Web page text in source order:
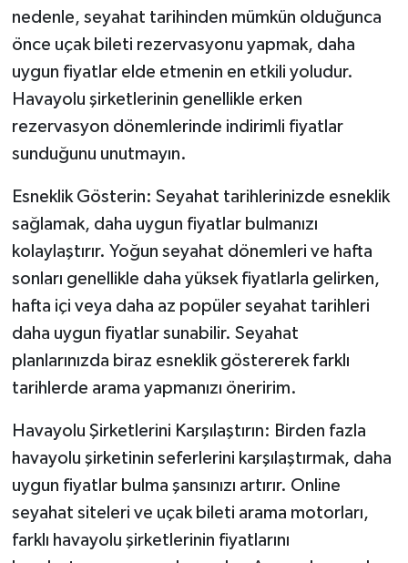
nedenle, seyahat tarihinden mümkün olduğunca
önce uçak bileti rezervasyonu yapmak, daha
uygun fiyatlar elde etmenin en etkili yoludur.
Havayolu şirketlerinin genellikle erken
rezervasyon dönemlerinde indirimli fiyatlar
sunduğunu unutmayın.
Esneklik Gösterin: Seyahat tarihlerinizde esneklik
sağlamak, daha uygun fiyatlar bulmanızı
kolaylaştırır. Yoğun seyahat dönemleri ve hafta
sonları genellikle daha yüksek fiyatlarla gelirken,
hafta içi veya daha az popüler seyahat tarihleri
daha uygun fiyatlar sunabilir. Seyahat
planlarınızda biraz esneklik göstererek farklı
tarihlerde arama yapmanızı öneririm.
Havayolu Şirketlerini Karşılaştırın: Birden fazla
havayolu şirketinin seferlerini karşılaştırmak, daha
uygun fiyatlar bulma şansınızı artırır. Online
seyahat siteleri ve uçak bileti arama motorları,
farklı havayolu şirketlerinin fiyatlarını